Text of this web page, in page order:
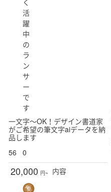
活
躍
中
の
ラ
ン
サ
ー
で
す
一文字〜OK！デザイン書道家
がご希望の筆文字aiデータを納
品します
56
0
20,000 円~ 内容